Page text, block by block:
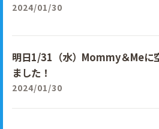
2024/01/30
明日1/31（水）Mommy＆Meに
ました！
2024/01/30